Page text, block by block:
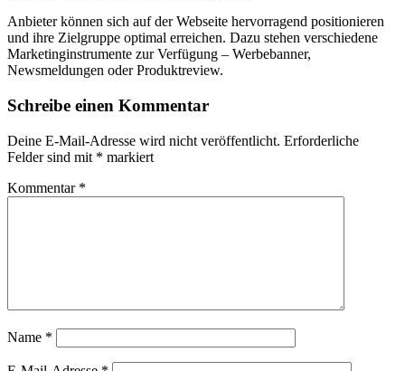
Anbieter können sich auf der Webseite hervorragend positionieren
und ihre Zielgruppe optimal erreichen. Dazu stehen verschiedene
Marketinginstrumente zur Verfügung – Werbebanner,
Newsmeldungen oder Produktreview.
Schreibe einen Kommentar
Deine E-Mail-Adresse wird nicht veröffentlicht. Erforderliche
Felder sind mit * markiert
Kommentar *
Name *